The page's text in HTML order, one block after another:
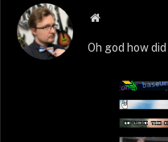
Strona
Oh god how